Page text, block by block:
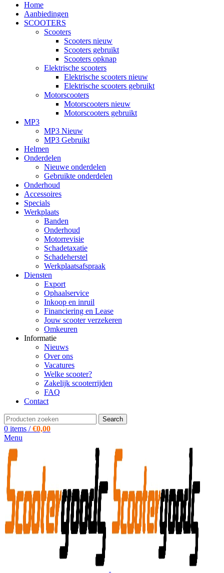
Home
Aanbiedingen
SCOOTERS
Scooters
Scooters nieuw
Scooters gebruikt
Scooters opknap
Elektrische scooters
Elektrische scooters nieuw
Elektrische scooters gebruikt
Motorscooters
Motorscooters nieuw
Motorscooters gebruikt
MP3
MP3 Nieuw
MP3 Gebruikt
Helmen
Onderdelen
Nieuwe onderdelen
Gebruikte onderdelen
Onderhoud
Accessoires
Specials
Werkplaats
Banden
Onderhoud
Motorrevisie
Schadetaxatie
Schadeherstel
Werkplaatsafspraak
Diensten
Export
Ophaalservice
Inkoop en inruil
Financiering en Lease
Jouw scooter verzekeren
Omkeuren
Informatie
Nieuws
Over ons
Vacatures
Welke scooter?
Zakelijk scooterrijden
FAQ
Contact
Search
0 items / €0,00
Menu